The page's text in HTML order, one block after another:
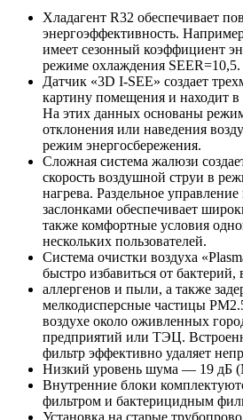
Хладагент R32 обеспечивает
энергоэффективность.
имеет сезонный коэффициент
режиме охлаждения SEER=10,5.
Датчик «3D I-SEE» создает
картину помещения и находит
На этих данных основаны
отклонения или наведения
режим энергосбережения.
Сложная система жалюзи
скорость воздушной струи в
нагрева. Раздельное
заслонками обеспечивает
также комфортные условия
нескольких пользователей.
Система очистки воздуха
быстро избавиться от бактерий,
аллергенов и пыли, а также
мелкодисперсные частицы
воздухе около оживленных
предприятий или ТЭЦ.
фильтр эффективно удаляет
Низкий уровень шума — 19 дБ
Внутренние блоки
фильтром и бактерицидным
Установка на старые